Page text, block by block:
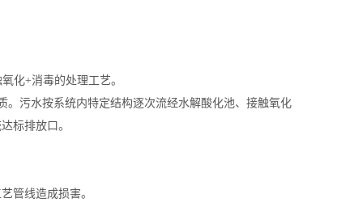
化+消毒的处理工艺。
污水按系统内特定结构逐次流经水解酸化池、接触氧化
标排放口。
管线造成损害。